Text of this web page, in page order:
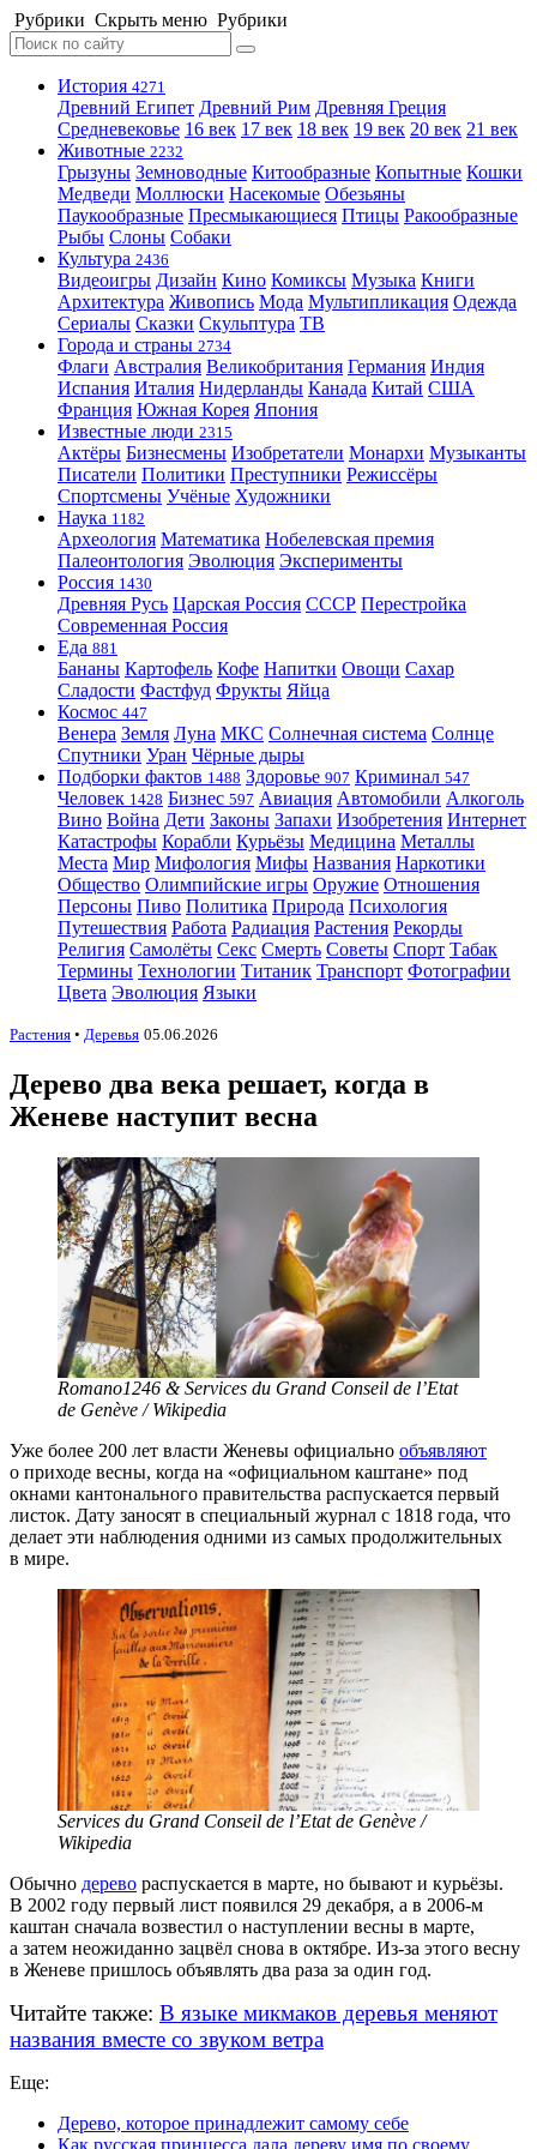
Рубрики Скрыть меню Рубрики
История 4271
Древний Египет Древний Рим Древняя Греция
Средневековье 16 век 17 век 18 век 19 век 20 век 21 век
Животные 2232
Грызуны Земноводные Китообразные Копытные Кошки
Медведи Моллюски Насекомые Обезьяны
Паукообразные Пресмыкающиеся Птицы Ракообразные
Рыбы Слоны Собаки
Культура 2436
Видеоигры Дизайн Кино Комиксы Музыка Книги
Архитектура Живопись Мода Мультипликация Одежда
Сериалы Сказки Скульптура ТВ
Города и страны 2734
Флаги Австралия Великобритания Германия Индия
Испания Италия Нидерланды Канада Китай США
Франция Южная Корея Япония
Известные люди 2315
Актёры Бизнесмены Изобретатели Монархи Музыканты
Писатели Политики Преступники Режиссёры
Спортсмены Учёные Художники
Наука 1182
Археология Математика Нобелевская премия
Палеонтология Эволюция Эксперименты
Россия 1430
Древняя Русь Царская Россия СССР Перестройка
Современная Россия
Еда 881
Бананы Картофель Кофе Напитки Овощи Сахар
Сладости Фастфуд Фрукты Яйца
Космос 447
Венера Земля Луна МКС Солнечная система Солнце
Спутники Уран Чёрные дыры
Подборки фактов 1488 Здоровье 907 Криминал 547
Человек 1428 Бизнес 597 Авиация Автомобили Алкоголь
Вино Война Дети Законы Запахи Изобретения Интернет
Катастрофы Корабли Курьёзы Медицина Металлы
Места Мир Мифология Мифы Названия Наркотики
Общество Олимпийские игры Оружие Отношения
Персоны Пиво Политика Природа Психология
Путешествия Работа Радиация Растения Рекорды
Религия Самолёты Секс Смерть Советы Спорт Табак
Термины Технологии Титаник Транспорт Фотографии
Цвета Эволюция Языки
Растения • Деревья 05.06.2026
Дерево два века решает, когда в
Женеве наступит весна
Romano1246 & Services du Grand Conseil de l’Etat
de Genève / Wikipedia
Уже более 200 лет власти Женевы официально объявляют
о приходе весны, когда на «официальном каштане» под
окнами кантонального правительства распускается первый
листок. Дату заносят в специальный журнал с 1818 года, что
делает эти наблюдения одними из самых продолжительных
в мире.
Services du Grand Conseil de l’Etat de Genève /
Wikipedia
Обычно дерево распускается в марте, но бывают и курьёзы.
В 2002 году первый лист появился 29 декабря, а в 2006-м
каштан сначала возвестил о наступлении весны в марте,
а затем неожиданно зацвёл снова в октябре. Из-за этого весну
в Женеве пришлось объявлять два раза за один год.
Читайте также: В языке микмаков деревья меняют
названия вместе со звуком ветра
Еще:
Дерево, которое принадлежит самому себе